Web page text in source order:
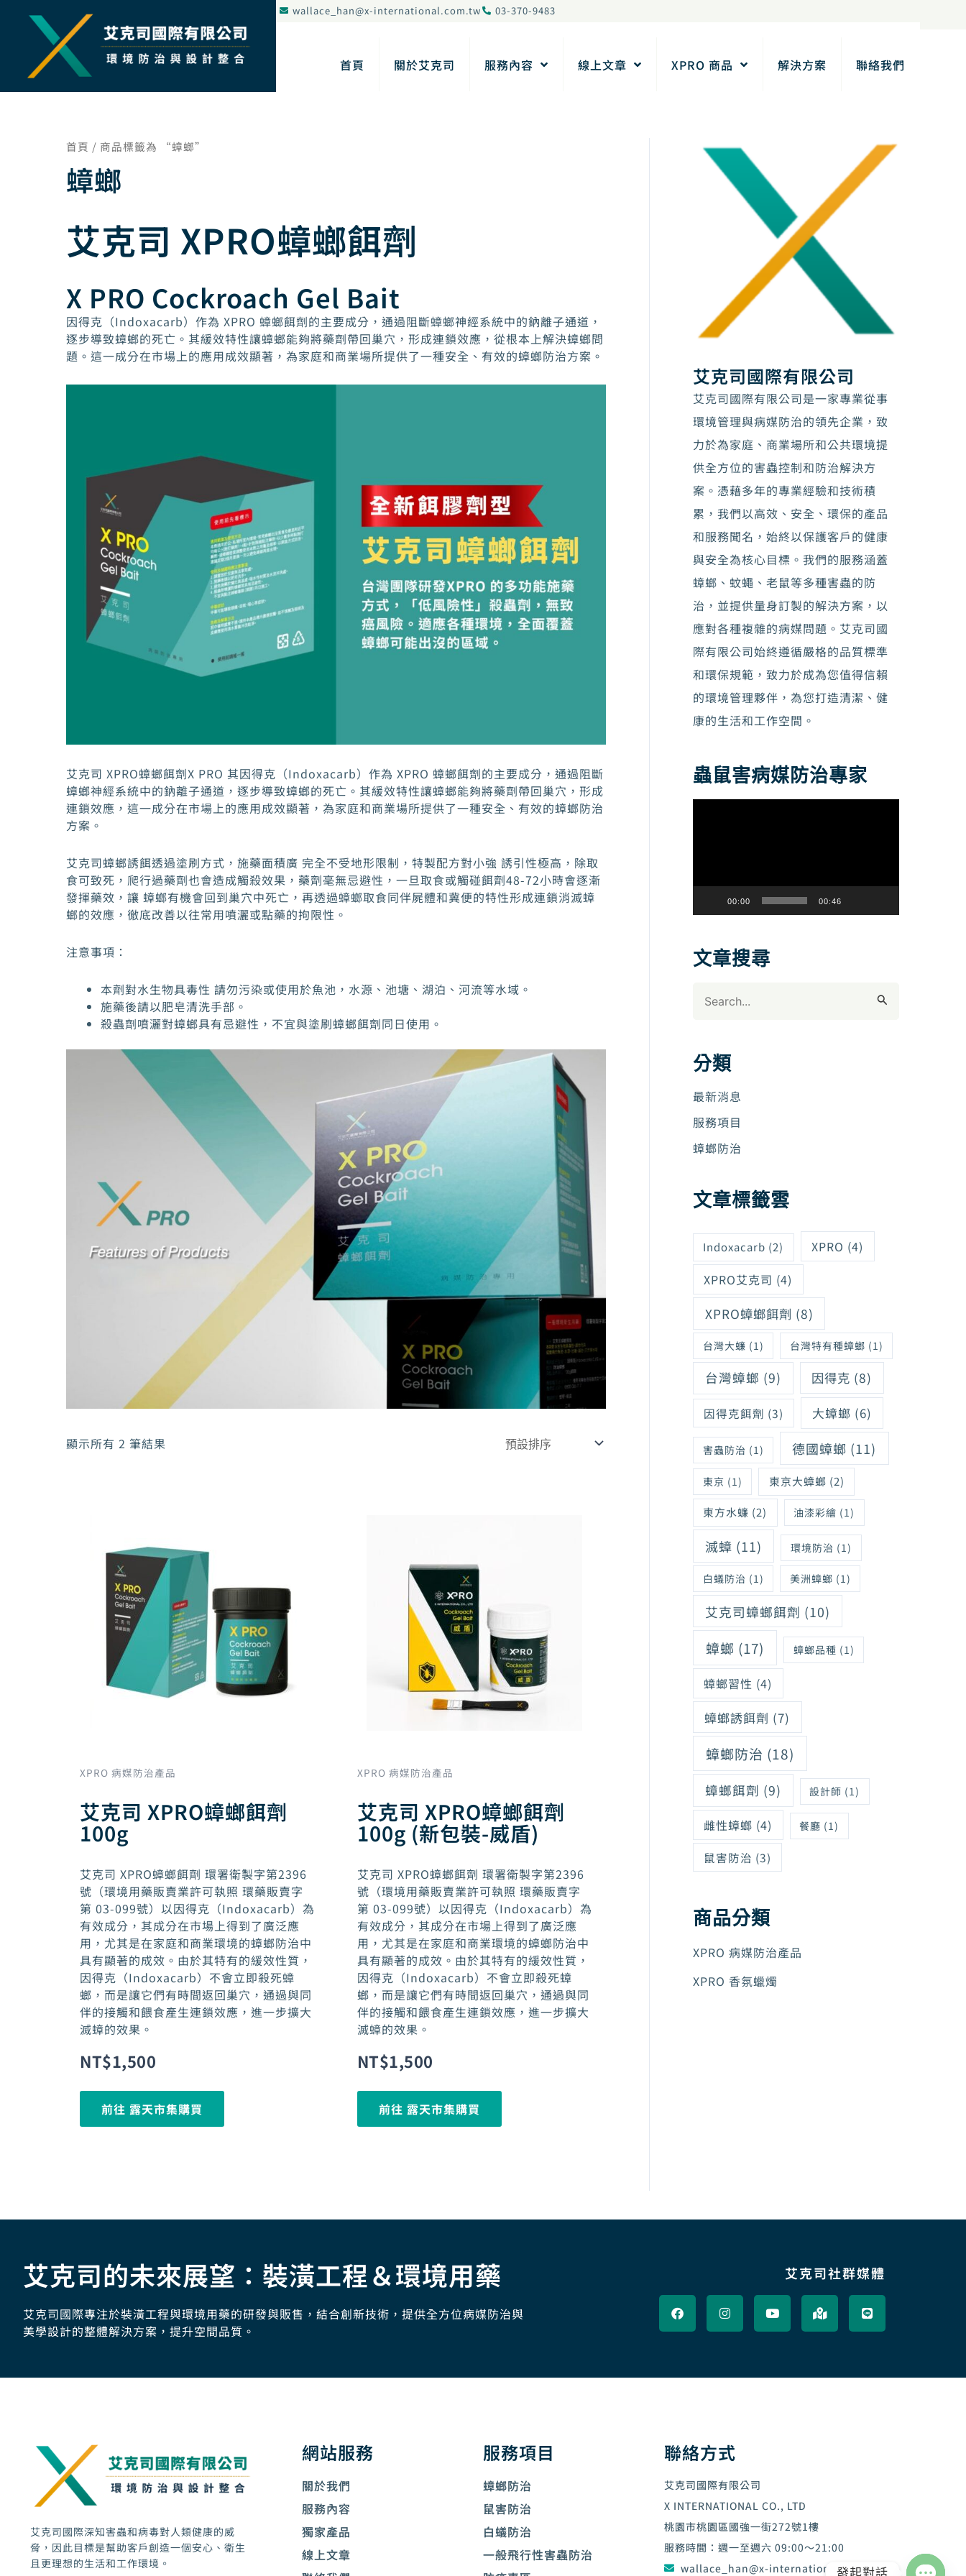
容
wallace_han@x-international.com.tw 03-370-9483
首頁 關於艾克司 服務內容 線上文章 XPRO 商品 解決方案 聯絡我們
首頁 / 商品標籤為 “蟑螂”
蟑螂
艾克司 XPRO蟑螂餌劑
X PRO Cockroach Gel Bait
因得克（Indoxacarb）作為 XPRO 蟑螂餌劑的主要成分，通過阻斷蟑螂神經系統中的鈉離子通道，
逐步導致蟑螂的死亡。其緩效特性讓蟑螂能夠將藥劑帶回巢穴，形成連鎖效應，從根本上解決蟑螂問
題。這一成分在市場上的應用成效顯著，為家庭和商業場所提供了一種安全、有效的蟑螂防治方案。
艾克司 XPRO蟑螂餌劑X PRO 其因得克（Indoxacarb）作為 XPRO 蟑螂餌劑的主要成分，通過阻斷
蟑螂神經系統中的鈉離子通道，逐步導致蟑螂的死亡。其緩效特性讓蟑螂能夠將藥劑帶回巢穴，形成
連鎖效應，這一成分在市場上的應用成效顯著，為家庭和商業場所提供了一種安全、有效的蟑螂防治
方案。
艾克司蟑螂誘餌透過塗刷方式，施藥面積廣 完全不受地形限制，特製配方對小強 誘引性極高，除取
食可致死，爬行過藥劑也會造成觸殺效果，藥劑毫無忌避性，一旦取食或觸碰餌劑48-72小時會逐漸
發揮藥效，讓 蟑螂有機會回到巢穴中死亡，再透過蟑螂取食同伴屍體和冀便的特性形成連鎖消滅蟑
螂的效應，徹底改善以往常用噴灑或點藥的拘限性。
注意事項：
本劑對水生物具毒性 請勿污染或使用於魚池，水源、池塘、湖泊、河流等水域。
施藥後請以肥皂清洗手部。
殺蟲劑噴灑對蟑螂具有忌避性，不宜與塗刷蟑螂餌劑同日使用。
顯示所有 2 筆結果
XPRO 病媒防治產品
艾克司 XPRO蟑螂餌劑
100g
艾克司 XPRO蟑螂餌劑 環署衛製字第2396
號（環境用藥販賣業許可執照 環藥販賣字
第 03-099號）以因得克（Indoxacarb）為
有效成分，其成分在市場上得到了廣泛應
用，尤其是在家庭和商業環境的蟑螂防治中
具有顯著的成效。由於其特有的緩效性質，
因得克（Indoxacarb）不會立即殺死蟑
螂，而是讓它們有時間返回巢穴，通過與同
伴的接觸和餵食產生連鎖效應，進一步擴大
滅蟑的效果。
NT$1,500
前往 露天市集購買
XPRO 病媒防治產品
艾克司 XPRO蟑螂餌劑
100g (新包裝-威盾)
艾克司 XPRO蟑螂餌劑 環署衛製字第2396
號（環境用藥販賣業許可執照 環藥販賣字
第 03-099號）以因得克（Indoxacarb）為
有效成分，其成分在市場上得到了廣泛應
用，尤其是在家庭和商業環境的蟑螂防治中
具有顯著的成效。由於其特有的緩效性質，
因得克（Indoxacarb）不會立即殺死蟑
螂，而是讓它們有時間返回巢穴，通過與同
伴的接觸和餵食產生連鎖效應，進一步擴大
滅蟑的效果。
NT$1,500
前往 露天市集購買
艾克司國際有限公司
艾克司國際有限公司是一家專業從事
環境管理與病媒防治的領先企業，致
力於為家庭、商業場所和公共環境提
供全方位的害蟲控制和防治解決方
案。憑藉多年的專業經驗和技術積
累，我們以高效、安全、環保的產品
和服務聞名，始終以保護客戶的健康
與安全為核心目標。我們的服務涵蓋
蟑螂、蚊蠅、老鼠等多種害蟲的防
治，並提供量身訂製的解決方案，以
應對各種複雜的病媒問題。艾克司國
際有限公司始終遵循嚴格的品質標準
和環保規範，致力於成為您值得信賴
的環境管理夥伴，為您打造清潔、健
康的生活和工作空間。
蟲鼠害病媒防治專家
00:00 00:46
文章搜尋
鍵
字
分類
最新消息
服務項目
蟑螂防治
文章標籤雲
Indoxacarb (2) XPRO (4)
XPRO艾克司 (4)
XPRO蟑螂餌劑 (8)
台灣大蠊 (1) 台灣特有種蟑螂 (1)
台灣蟑螂 (9) 因得克 (8)
因得克餌劑 (3) 大蟑螂 (6)
害蟲防治 (1) 德國蟑螂 (11)
東京 (1) 東京大蟑螂 (2)
東方水蠊 (2) 油漆彩繪 (1)
滅蟑 (11) 環境防治 (1)
白蟻防治 (1) 美洲蟑螂 (1)
艾克司蟑螂餌劑 (10)
蟑螂 (17) 蟑螂品種 (1)
蟑螂習性 (4)
蟑螂誘餌劑 (7)
蟑螂防治 (18)
蟑螂餌劑 (9) 設計師 (1)
雌性蟑螂 (4) 餐廳 (1)
鼠害防治 (3)
商品分類
XPRO 病媒防治產品
XPRO 香氛蠟燭
艾克司的未來展望：裝潢工程＆環境用藥
艾克司國際專注於裝潢工程與環境用藥的研發與販售，結合創新技術，提供全方位病媒防治與
美學設計的整體解決方案，提升空間品質。
艾克司社群媒體
F
a
c
e
o
I
n
t
r
Y
o
t
e
M
a
p
-
r
L
i
e
艾克司國際深知害蟲和病毒對人類健康的威
脅，因此目標是幫助客戶創造一個安心、衛生
且更理想的生活和工作環境。
網站服務
關於我們
服務內容
獨家產品
線上文章
服務項目
蟑螂防治
鼠害防治
白蟻防治
一般飛行性害蟲防治
聯絡方式
艾克司國際有限公司
X INTERNATIONAL CO., LTD
桃園市桃園區國強一街272號1樓
服務時間：週一至週六 09:00～21:00
wallace_han@x-international.com.tw
發起對話